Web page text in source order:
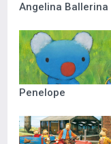
Angelina Ballerina
Penelope